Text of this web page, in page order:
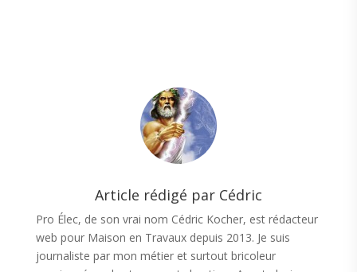
Article rédigé par Cédric
Pro Élec, de son vrai nom Cédric Kocher, est rédacteur
web pour Maison en Travaux depuis 2013. Je suis
journaliste par mon métier et surtout bricoleur